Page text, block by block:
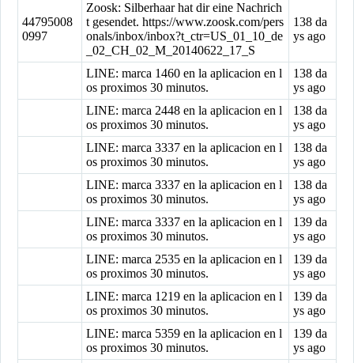
44795008
0997
Zoosk: Silberhaar hat dir eine Nachrich
t gesendet. https://www.zoosk.com/pers
onals/inbox/inbox?t_ctr=US_01_10_de
_02_CH_02_M_20140622_17_S
138 da
ys ago
LINE: marca 1460 en la aplicacion en l
os proximos 30 minutos.
138 da
ys ago
LINE: marca 2448 en la aplicacion en l
os proximos 30 minutos.
138 da
ys ago
LINE: marca 3337 en la aplicacion en l
os proximos 30 minutos.
138 da
ys ago
LINE: marca 3337 en la aplicacion en l
os proximos 30 minutos.
138 da
ys ago
LINE: marca 3337 en la aplicacion en l
os proximos 30 minutos.
139 da
ys ago
LINE: marca 2535 en la aplicacion en l
os proximos 30 minutos.
139 da
ys ago
LINE: marca 1219 en la aplicacion en l
os proximos 30 minutos.
139 da
ys ago
LINE: marca 5359 en la aplicacion en l
os proximos 30 minutos.
139 da
ys ago